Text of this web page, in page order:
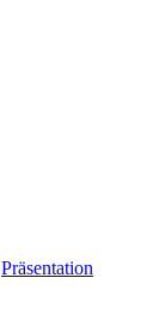
Präsentation